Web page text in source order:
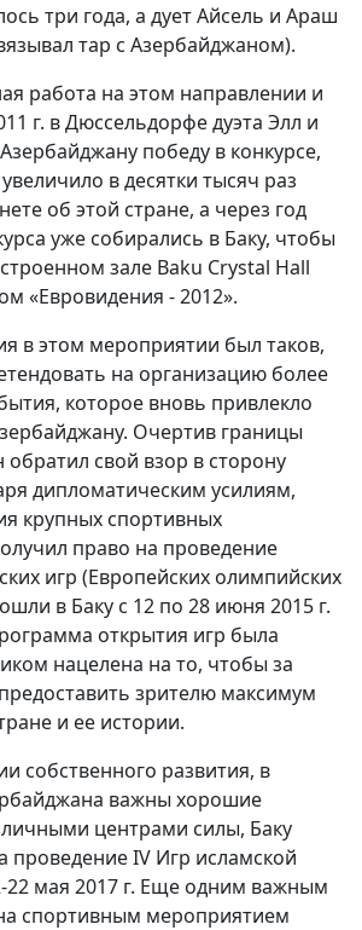
три года, а дует Айсель и Араш
тар с Азербайджаном).
работа на этом направлении и
г. в Дюссельдорфе дуэта Элл и
победу в конкурсе,
в десятки тысяч раз
об этой стране, а через год
уже собирались в Баку, чтобы
зале Baku Crystal Hall
«Евровидения - 2012».
в этом мероприятии был таков,
на организацию более
которое вновь привлекло
Очертив границы
обратил свой взор в сторону
дипломатическим усилиям,
крупных спортивных
право на проведение
игр (Европейских олимпийских
в Баку c 12 по 28 июня 2015 г.
открытия игр была
нацелена на то, чтобы за
зрителю максимум
и ее истории.
собственного развития, в
важны хорошие
центрами силы, Баку
проведение IV Игр исламской
22 мая 2017 г. Еще одним важным
спортивным мероприятием